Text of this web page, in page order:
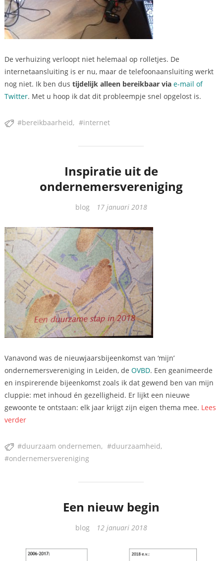
De verhuizing verloopt niet helemaal op rolletjes. De
internetaansluiting is er nu, maar de telefoonaansluiting werkt
nog niet. Ik ben dus tijdelijk alleen bereikbaar via e-mail of
Twitter. Met u hoop ik dat dit probleempje snel opgelost is.
bereikbaarheid internet
Inspiratie uit de
ondernemersvereniging
Categorieën
blog 17 januari 2018
Vanavond was de nieuwjaarsbijeenkomst van ‘mijn’
ondernemersvereniging in Leiden, de OVBD. Een geanimeerde
en inspirerende bijeenkomst zoals ik dat gewend ben van mijn
cluppie: met inhoud én gezelligheid. Er lijkt een nieuwe
gewoonte te ontstaan: elk jaar krijgt zijn eigen thema mee. Lees
verder“Inspiratie
de
ondernemersvereniging”
duurzaam ondernemen
duurzaamheid
ondernemersvereniging
Een nieuw begin
Categorieën
blog 12 januari 2018